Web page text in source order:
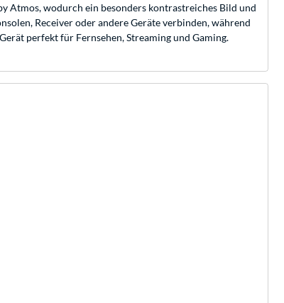
Atmos, wodurch ein besonders kontrastreiches Bild und
Receiver oder andere Geräte verbinden, während
perfekt für Fernsehen, Streaming und Gaming.